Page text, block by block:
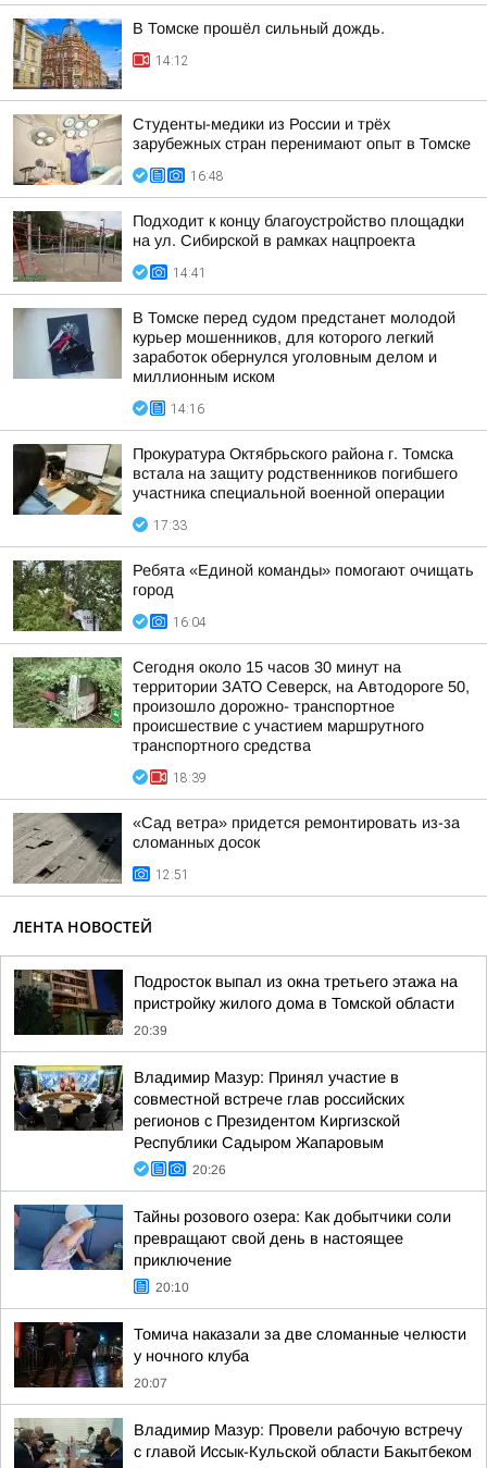
В Томске прошёл сильный дождь.
14:12
Студенты-медики из России и трёх
зарубежных стран перенимают опыт в Томске
16:48
Подходит к концу благоустройство площадки
на ул. Сибирской в рамках нацпроекта
14:41
В Томске перед судом предстанет молодой
курьер мошенников, для которого легкий
заработок обернулся уголовным делом и
миллионным иском
14:16
Прокуратура Октябрьского района г. Томска
встала на защиту родственников погибшего
участника специальной военной операции
17:33
Ребята «Единой команды» помогают очищать
город
16:04
Сегодня около 15 часов 30 минут на
территории ЗАТО Северск, на Автодороге 50,
произошло дорожно- транспортное
происшествие с участием маршрутного
транспортного средства
18:39
«Сад ветра» придется ремонтировать из-за
сломанных досок
12:51
ЛЕНТА НОВОСТЕЙ
Подросток выпал из окна третьего этажа на
пристройку жилого дома в Томской области
20:39
Владимир Мазур: Принял участие в
совместной встрече глав российских
регионов с Президентом Киргизской
Республики Садыром Жапаровым
20:26
Тайны розового озера: Как добытчики соли
превращают свой день в настоящее
приключение
20:10
Томича наказали за две сломанные челюсти
у ночного клуба
20:07
Владимир Мазур: Провели рабочую встречу
с главой Иссык-Кульской области Бакытбеком